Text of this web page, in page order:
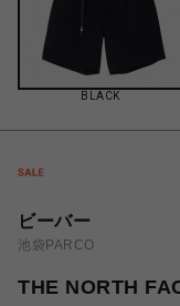
BLACK
ビーバー
池袋PARCO
THE NORTH